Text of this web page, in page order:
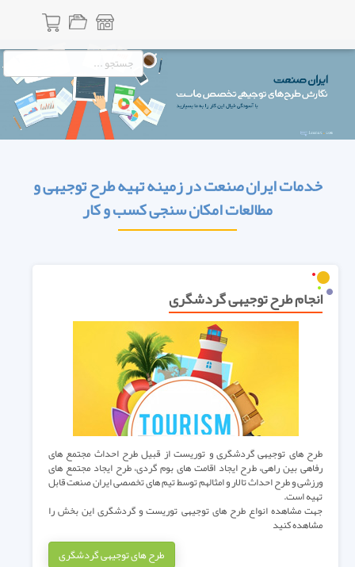
خدمات ایران صنعت در زمینه تهیه طرح توجیهی و
مطالعات امکان سنجی کسب و کار
انجام طرح توجیهی گردشگری
طرح های توجیهی گردشگری و توریست از قبیل طرح احداث مجتمع های
رفاهی بین راهی، طرح ایجاد اقامت های بوم گردی، طرح ایجاد مجتمع های
ورزشی و طرح احداث تالار و امثالهم توسط تیم های تخصصی ایران صنعت قابل
تهیه است.
جهت مشاهده انواع طرح های توجیهی توریست و گردشگری این بخش را
مشاهده کنید
طرح های توجیهی گردشگری